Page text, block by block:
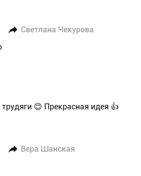
Светлана Чекурова
😊 Прекрасная идея 👍
Вера Шанская